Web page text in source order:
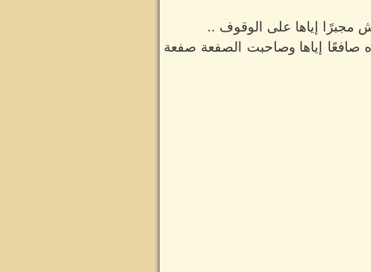
إياها على الوقوف ..
صافعًا إياها وصاحبت الصفعة صفعة